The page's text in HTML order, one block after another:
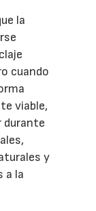
la
cuando
viable,
durante
y
a la